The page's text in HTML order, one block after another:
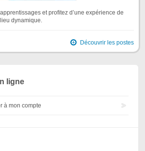
et profitez d’une expérience de
dynamique.
Découvrir les postes
ligne
à mon compte